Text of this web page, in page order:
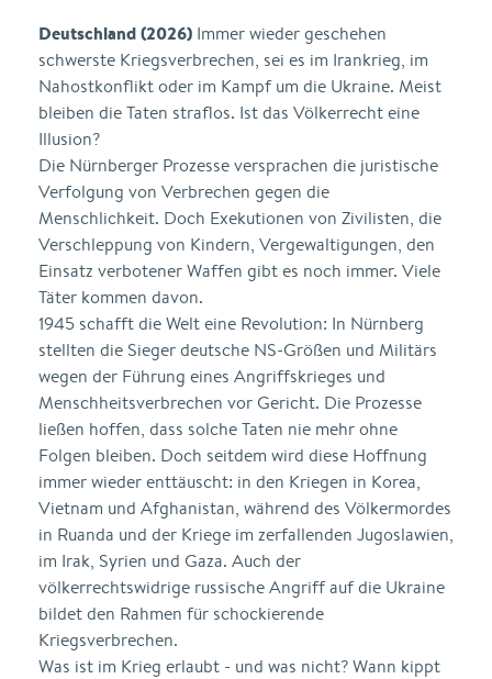
Deutschland (2026) Immer wieder geschehen
schwerste Kriegsverbrechen, sei es im Irankrieg, im
Nahostkonflikt oder im Kampf um die Ukraine. Meist
bleiben die Taten straflos. Ist das Völkerrecht eine
Illusion?
Die Nürnberger Prozesse versprachen die juristische
Verfolgung von Verbrechen gegen die
Menschlichkeit. Doch Exekutionen von Zivilisten, die
Verschleppung von Kindern, Vergewaltigungen, den
Einsatz verbotener Waffen gibt es noch immer. Viele
Täter kommen davon.
1945 schafft die Welt eine Revolution: In Nürnberg
stellten die Sieger deutsche NS-Größen und Militärs
wegen der Führung eines Angriffskrieges und
Menschheitsverbrechen vor Gericht. Die Prozesse
ließen hoffen, dass solche Taten nie mehr ohne
Folgen bleiben. Doch seitdem wird diese Hoffnung
immer wieder enttäuscht: in den Kriegen in Korea,
Vietnam und Afghanistan, während des Völkermordes
in Ruanda und der Kriege im zerfallenden Jugoslawien,
im Irak, Syrien und Gaza. Auch der
völkerrechtswidrige russische Angriff auf die Ukraine
bildet den Rahmen für schockierende
Kriegsverbrechen.
Was ist im Krieg erlaubt - und was nicht? Wann kippt